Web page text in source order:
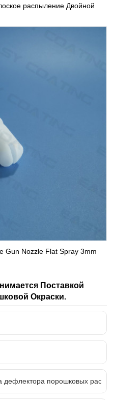
распыление Двойной
Gun Nozzle Flat Spray 3mm
Поставкой
Окраски.